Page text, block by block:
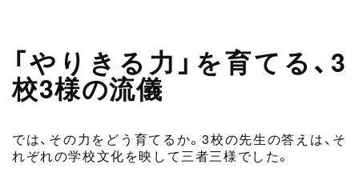
「やりきる力」を育てる、3
校3様の流儀
では、その力をどう育てるか。3校の先生の答えは、そ
れぞれの学校文化を映して三者三様でした。